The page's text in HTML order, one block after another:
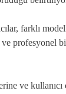
farklı
profesyonel
ve